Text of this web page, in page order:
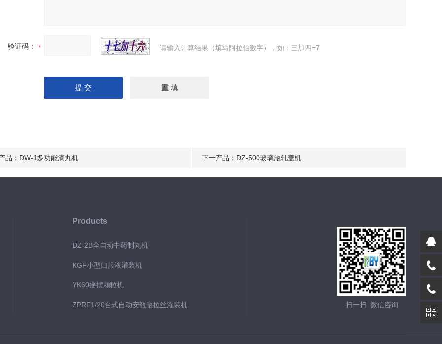
验证码： 请输入计算结果（填写阿拉伯数字），如：三加四=7
品： DW-1多功能滴丸机 下一产品： DZ-500玻璃瓶轧盖机
Products
DZ-2B全自动中药制丸机
KGF小型口服液灌装机
YK60摇摆颗粒机
ZPRF1/20台式自动安瓿瓶拉丝灌装机 扫一扫 微信咨询